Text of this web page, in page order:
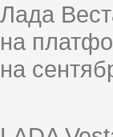
Лада
на
на